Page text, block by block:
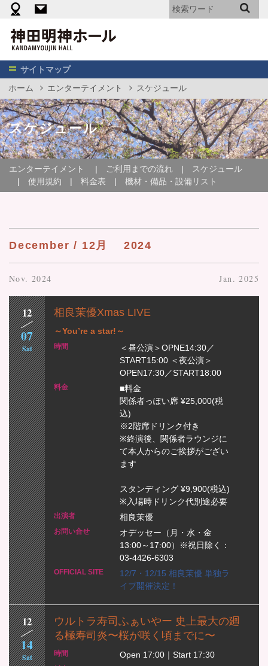
ホ
ー
ル
サイトマップ
機材・備品・設備リスト
ホーム エンターテイメント スケジュール
スケジュール
エンターテイメント ご利用までの流れ
スケジュール
使用規約
料金表 機材・備品・設備リスト
December / 12月 2024
12
07
Sat
相良茉優Xmas LIVE
～You’re a star!～
＜昼公演＞OPNE14:30／
START15:00 ＜夜公演＞
OPEN17:30／START18:00
■料金
関係者っぽい席 ¥25,000(税
込)
※2階席ドリンク付き
※終演後、関係者ラウンジに
て本人からのご挨拶がござい
ます
スタンディング ¥9,900(税込)
※入場時ドリンク代別途必要
相良茉優
オデッセー（月・水・金
13:00～17:00）※祝日除く：
03-4426-6303
12/7・12/15 相良茉優 単独ラ
イブ開催決定！
12
14
Sat
ウルトラ寿司ふぁいやー 史上最大の廻
る極寿司炎〜桜が咲く頃までに〜
Open 17:00｜Start 17:30
Nov. 2024 Jan. 2025